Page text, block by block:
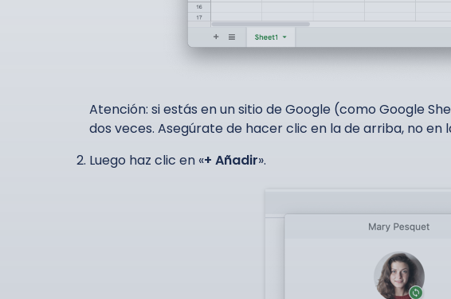
Atención: si estás en un sitio de Google (como Google
dos veces. Asegúrate de hacer clic en la de arriba, no en
Luego haz clic en «+ Añadir».